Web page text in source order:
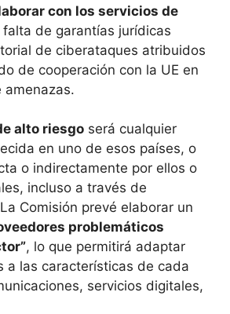
con los servicios de
falta de garantías jurídicas
de ciberataques atribuidos
de cooperación con la UE en
amenazas.
alto riesgo será cualquier
en uno de esos países, o
o indirectamente por ellos o
incluso a través de
Comisión prevé elaborar un
problemáticos
, lo que permitirá adaptar
a las características de cada
servicios digitales,